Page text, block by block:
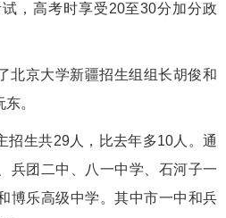
，高考时享受20至30分加分政
北京大学新疆招生组组长胡俊和
。
招生共29人，比去年多10人。通
兵团二中、八一中学、石河子一
博乐高级中学。其中市一中和兵